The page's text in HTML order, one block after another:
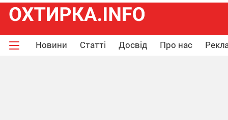
Новини Статті Досвід Про нас